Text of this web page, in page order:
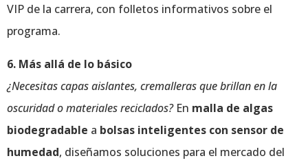
VIP de la carrera, con folletos informativos sobre el
programa.
6. Más allá de lo básico
¿Necesitas capas aislantes, cremalleras que brillan en la
oscuridad o materiales reciclados?En malla de algas
biodegradable a bolsas inteligentes con sensor de
humedad, diseñamos soluciones para el mercado del